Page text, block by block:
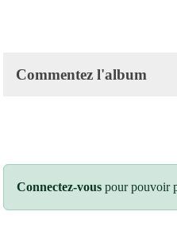
Commentez l'album
Connectez-vous pour pouvoir